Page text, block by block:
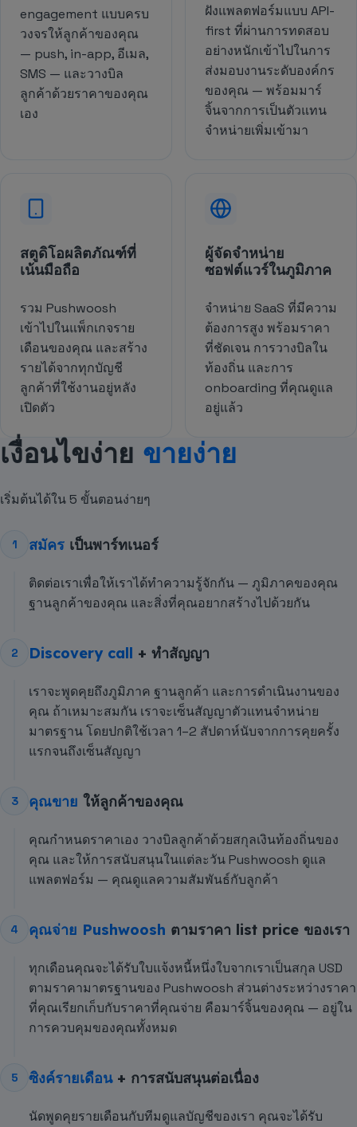
engagement แบบครบ
วงจรให้ลูกค้าของคุณ
— push, in-app, อีเมล,
SMS — และวางบิล
ลูกค้าด้วยราคาของคุณ
เอง
ฝังแพลตฟอร์มแบบ API-
first ที่ผ่านการทดสอบ
อย่างหนักเข้าไปในการ
ส่งมอบงานระดับองค์กร
ของคุณ — พร้อมมาร์
จิ้นจากการเป็นตัวแทน
จำหน่ายเพิ่มเข้ามา
สตูดิโอผลิตภัณฑ์ที่
เน้นมือถือ
รวม Pushwoosh
เข้าไปในแพ็กเกจราย
เดือนของคุณ และสร้าง
รายได้จากทุกบัญชี
ลูกค้าที่ใช้งานอยู่หลัง
เปิดตัว
ผู้จัดจำหน่าย
ซอฟต์แวร์ในภูมิภาค
จำหน่าย SaaS ที่มีความ
ต้องการสูง พร้อมราคา
ที่ชัดเจน การวางบิลใน
ท้องถิ่น และการ
onboarding ที่คุณดูแล
อยู่แล้ว
เงื่อนไขง่าย ขายง่าย
เริ่มต้นได้ใน 5 ขั้นตอนง่ายๆ
1 สมัคร เป็นพาร์ทเนอร์
ติดต่อเราเพื่อให้เราได้ทำความรู้จักกัน — ภูมิภาคของคุณ
ฐานลูกค้าของคุณ และสิ่งที่คุณอยากสร้างไปด้วยกัน
2 Discovery call + ทำสัญญา
เราจะพูดคุยถึงภูมิภาค ฐานลูกค้า และการดำเนินงานของ
คุณ ถ้าเหมาะสมกัน เราจะเซ็นสัญญาตัวแทนจำหน่าย
มาตรฐาน โดยปกติใช้เวลา 1–2 สัปดาห์นับจากการคุยครั้ง
แรกจนถึงเซ็นสัญญา
3 คุณขาย ให้ลูกค้าของคุณ
คุณกำหนดราคาเอง วางบิลลูกค้าด้วยสกุลเงินท้องถิ่นของ
คุณ และให้การสนับสนุนในแต่ละวัน Pushwoosh ดูแล
แพลตฟอร์ม — คุณดูแลความสัมพันธ์กับลูกค้า
4 คุณจ่าย Pushwoosh ตามราคา list price ของเรา
ทุกเดือนคุณจะได้รับใบแจ้งหนี้หนึ่งใบจากเราเป็นสกุล USD
ตามราคามาตรฐานของ Pushwoosh ส่วนต่างระหว่างราคา
ที่คุณเรียกเก็บกับราคาที่คุณจ่าย คือมาร์จิ้นของคุณ — อยู่ใน
การควบคุมของคุณทั้งหมด
5 ซิงค์รายเดือน+ การสนับสนุนต่อเนื่อง
นัดพูดคุยรายเดือนกับทีมดูแลบัญชีของเรา คุณจะได้รับ